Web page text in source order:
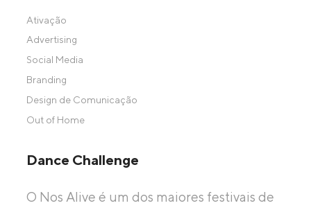
Ativação
Advertising
Social Media
Branding
Design de Comunicação
Out of Home
Dance Challenge
O Nos Alive é um dos maiores festivais de